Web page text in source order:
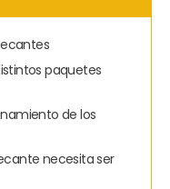
paquetes
de los
necesita ser